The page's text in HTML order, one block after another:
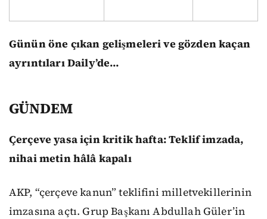
Günün öne çıkan gelişmeleri ve gözden kaçan
ayrıntıları Daily’de…
GÜNDEM
Çerçeve yasa için kritik hafta: Teklif imzada,
nihai metin hâlâ kapalı
AKP, “çerçeve kanun” teklifini milletvekillerinin
imzasına açtı. Grup Başkanı Abdullah Güler’in